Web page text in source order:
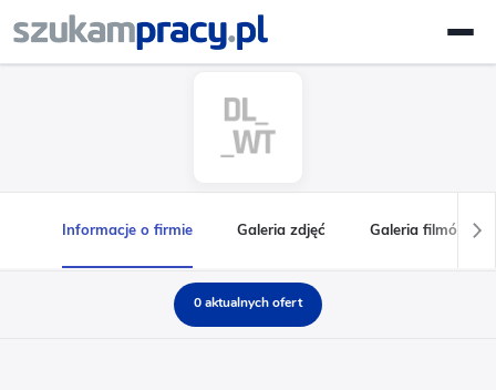
Informacje o firmie Galeria zdjęć Galeria filmów
0 aktualnych ofert